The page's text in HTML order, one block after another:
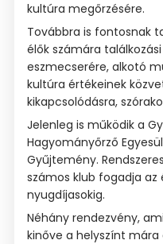
kultúra megőrzésére.
Továbbra is fontosnak
élők számára
eszmecserére, alkotó
kultúra értékeinek
kikapcsolódásra,
Jelenleg is működik a
Hagyományőrző
Gyűjtemény.
számos klub fogadja
nyugdíjasokig.
Néhány rendezvény,
kinőve a helyszínt mára